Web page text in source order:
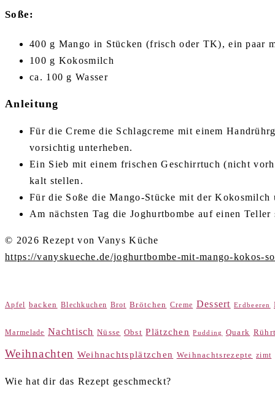
Soße:
400 g Mango in Stücken (frisch oder TK), ein paar
100 g Kokosmilch
ca. 100 g Wasser
Anleitung
Für die Creme die Schlagcreme mit einem
vorsichtig unterheben.
Ein Sieb mit einem frischen Geschirrtuch (nicht
kalt stellen.
Für die Soße die Mango-Stücke mit der
Am nächsten Tag die Joghurtbombe auf einen
© 2026 Rezept von Vanys Küche
https://vanyskueche.de/joghurtbombe-mit-mango-kokos-
Apfel backen Blechkuchen Brot Brötchen Creme Dessert Erdbeeren
Marmelade Nachtisch Nüsse Obst Plätzchen Pudding Quark
Weihnachten Weihnachtsplätzchen Weihnachtsrezepte zimt
Wie hat dir das Rezept geschmeckt?